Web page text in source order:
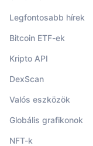
Legfontosabb hírek
Bitcoin ETF-ek
Kripto API
DexScan
Valós eszközök
Globális grafikonok
NFT-k